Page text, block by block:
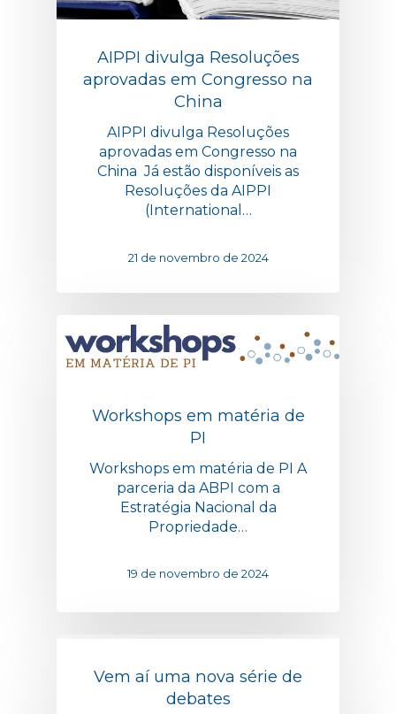
AIPPI divulga Resoluções
aprovadas em Congresso na
China
AIPPI divulga Resoluções
aprovadas em Congresso na
China Já estão disponíveis as
Resoluções da AIPPI
(International…
21 de novembro de 2024
Workshops em matéria de
PI
Workshops em matéria de PI A
parceria da ABPI com a
Estratégia Nacional da
Propriedade…
19 de novembro de 2024
Vem aí uma nova série de
debates